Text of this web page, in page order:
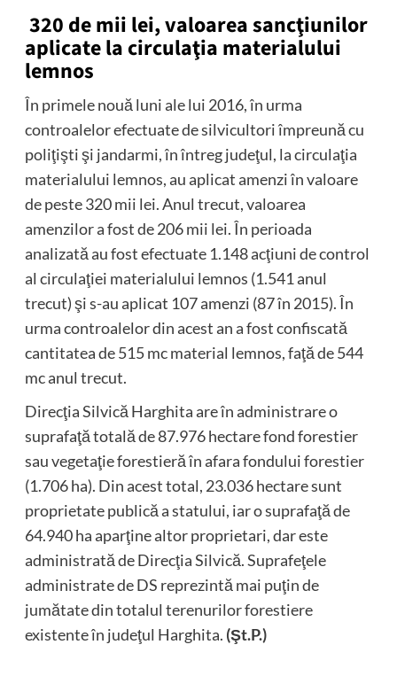
320 de mii lei, valoarea sancţiunilor
aplicate la circulaţia materialului
lemnos
În primele nouă luni ale lui 2016, în urma
controalelor efectuate de silvicultori împreună cu
poliţişti şi jandarmi, în întreg judeţul, la circulaţia
materialului lemnos, au aplicat amenzi în valoare
de peste 320 mii lei. Anul trecut, valoarea
amenzilor a fost de 206 mii lei. În perioada
analizată au fost efectuate 1.148 acţiuni de control
al circulaţiei materialului lemnos (1.541 anul
trecut) şi s-au aplicat 107 amenzi (87 în 2015). În
urma controalelor din acest an a fost confiscată
cantitatea de 515 mc material lemnos, faţă de 544
mc anul trecut.
Direcţia Silvică Harghita are în administrare o
suprafaţă totală de 87.976 hectare fond forestier
sau vegetaţie forestieră în afara fondului forestier
(1.706 ha). Din acest total, 23.036 hectare sunt
proprietate publică a statului, iar o suprafaţă de
64.940 ha aparţine altor proprietari, dar este
administrată de Direcţia Silvică. Suprafeţele
administrate de DS reprezintă mai puţin de
jumătate din totalul terenurilor forestiere
existente în judeţul Harghita. (Şt.P.)